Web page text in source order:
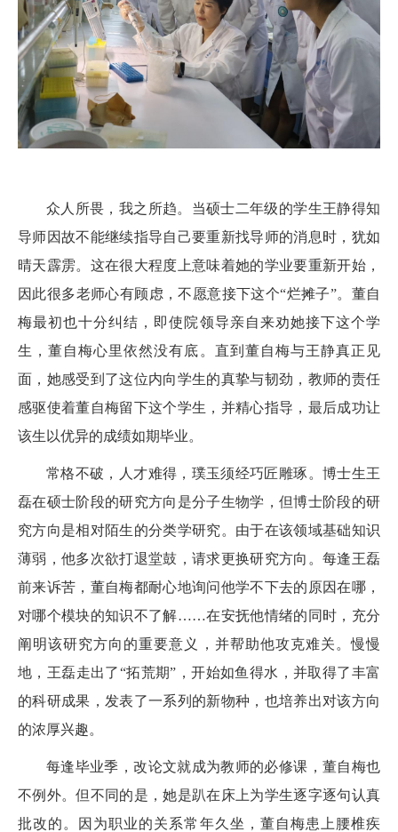
众人所畏，我之所趋。当硕士二年级的学生王静得知
导师因故不能继续指导自己要重新找导师的消息时，犹如
晴天霹雳。这在很大程度上意味着她的学业要重新开始，
因此很多老师心有顾虑，不愿意接下这个“烂摊子”。董自
梅最初也十分纠结，即使院领导亲自来劝她接下这个学
生，董自梅心里依然没有底。直到董自梅与王静真正见
面，她感受到了这位内向学生的真挚与韧劲，教师的责任
感驱使着董自梅留下这个学生，并精心指导，最后成功让
该生以优异的成绩如期毕业。
常格不破，人才难得，璞玉须经巧匠雕琢。博士生王
磊在硕士阶段的研究方向是分子生物学，但博士阶段的研
究方向是相对陌生的分类学研究。由于在该领域基础知识
薄弱，他多次欲打退堂鼓，请求更换研究方向。每逢王磊
前来诉苦，董自梅都耐心地询问他学不下去的原因在哪，
对哪个模块的知识不了解……在安抚他情绪的同时，充分
阐明该研究方向的重要意义，并帮助他攻克难关。慢慢
地，王磊走出了“拓荒期”，开始如鱼得水，并取得了丰富
的科研成果，发表了一系列的新物种，也培养出对该方向
的浓厚兴趣。
每逢毕业季，改论文就成为教师的必修课，董自梅也
不例外。但不同的是，她是趴在床上为学生逐字逐句认真
批改的。因为职业的关系常年久坐，董自梅患上腰椎疾